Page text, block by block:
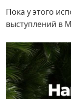
Пока у этого
выступлений в